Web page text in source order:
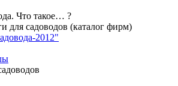
Что такое… ?
для садоводов (каталог фирм)
2012"